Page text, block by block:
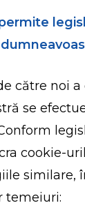
către noi
se
cookie-
similare,
temeiuri: